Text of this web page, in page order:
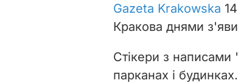
Gazeta Krakowska
Кракова днями
Стікери з
парканах і